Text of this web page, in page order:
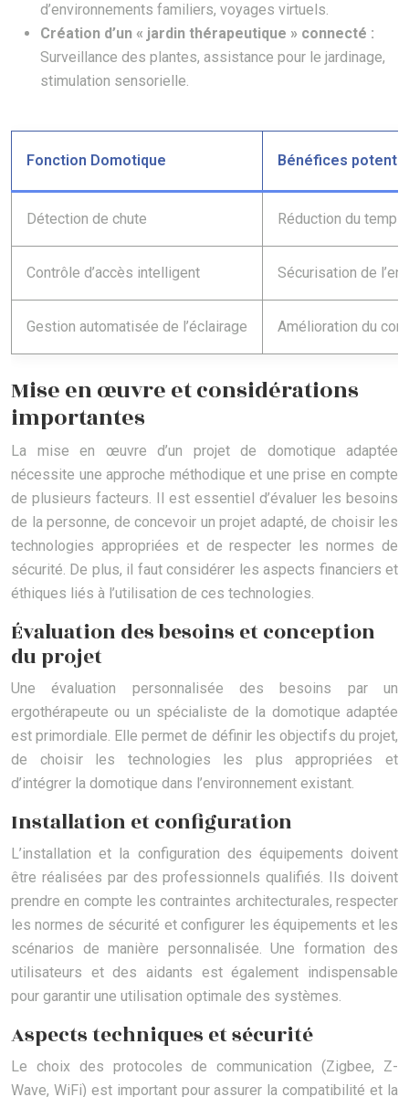
d’environnements familiers, voyages virtuels.
Création d’un « jardin thérapeutique » connecté :
Surveillance des plantes, assistance pour le jardinage,
stimulation sensorielle.
Fonction Domotique Bénéfices
Détection de chute Réduction du
Contrôle d’accès intelligent Sécurisation de
Gestion automatisée de l’éclairage Amélioration du
Mise en œuvre et considérations
importantes
La mise en œuvre d’un projet de domotique adaptée
nécessite une approche méthodique et une prise en compte
de plusieurs facteurs. Il est essentiel d’évaluer les besoins
de la personne, de concevoir un projet adapté, de choisir les
technologies appropriées et de respecter les normes de
sécurité. De plus, il faut considérer les aspects financiers et
éthiques liés à l’utilisation de ces technologies.
Évaluation des besoins et conception
du projet
Une évaluation personnalisée des besoins par un
ergothérapeute ou un spécialiste de la domotique adaptée
est primordiale. Elle permet de définir les objectifs du projet,
de choisir les technologies les plus appropriées et
d’intégrer la domotique dans l’environnement existant.
Installation et configuration
L’installation et la configuration des équipements doivent
être réalisées par des professionnels qualifiés. Ils doivent
prendre en compte les contraintes architecturales, respecter
les normes de sécurité et configurer les équipements et les
scénarios de manière personnalisée. Une formation des
utilisateurs et des aidants est également indispensable
pour garantir une utilisation optimale des systèmes.
Aspects techniques et sécurité
Le choix des protocoles de communication (Zigbee, Z-
Wave, WiFi) est important pour assurer la compatibilité et la